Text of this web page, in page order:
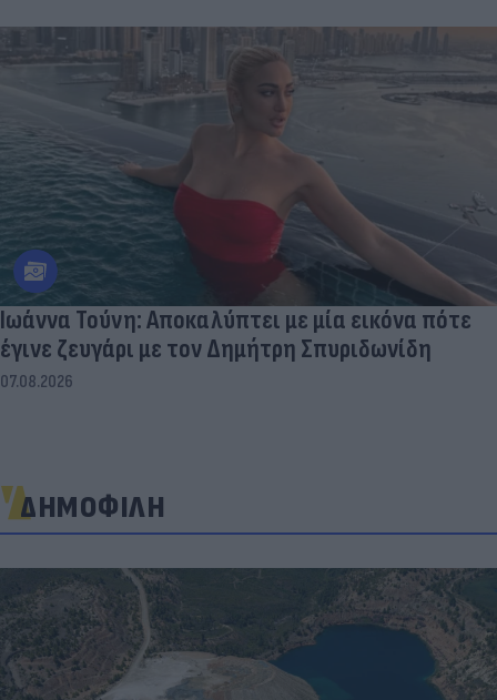
Ιωάννα Τούνη: Αποκαλύπτει με μία εικόνα πότε
έγινε ζευγάρι με τον Δημήτρη Σπυριδωνίδη
07.08.2026
ΔΗΜΟΦΙΛΗ